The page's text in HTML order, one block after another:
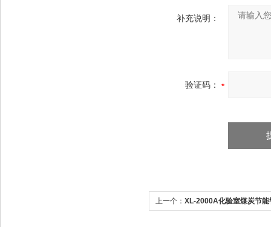
补充说明：
验证码：
上一个： XL-2000A化验室煤炭节能